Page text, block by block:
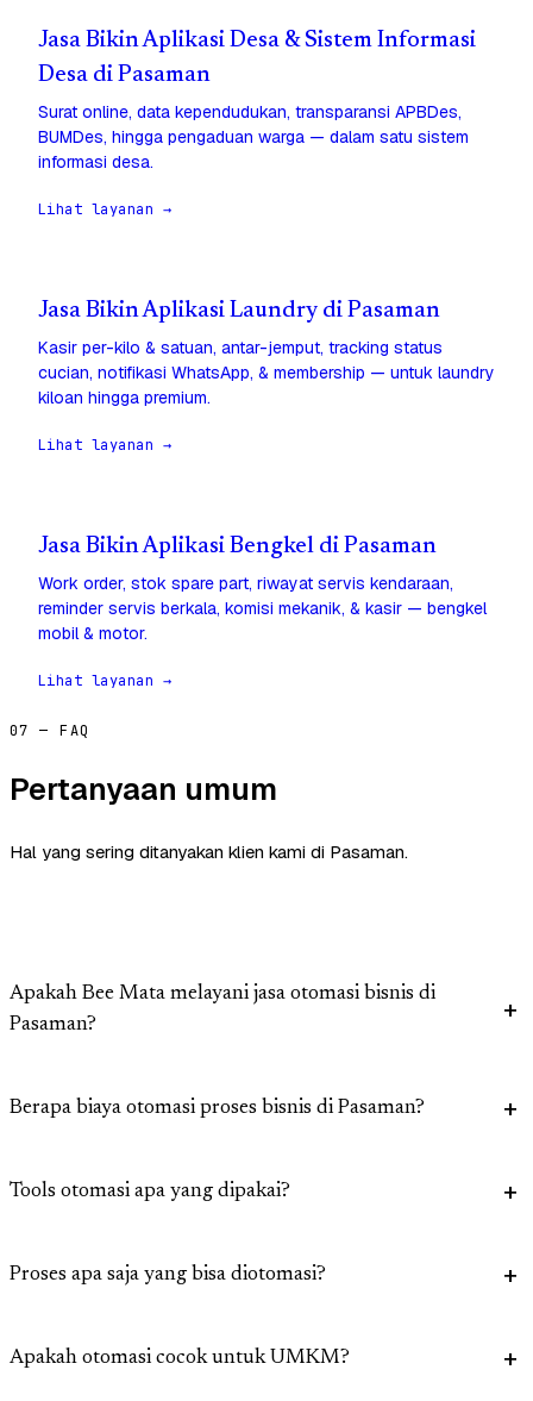
Jasa Bikin Aplikasi Desa & Sistem Informasi
Desa di Pasaman
Surat online, data kependudukan, transparansi APBDes,
BUMDes, hingga pengaduan warga — dalam satu sistem
informasi desa.
Lihat layanan →
Jasa Bikin Aplikasi Laundry di Pasaman
Kasir per-kilo & satuan, antar-jemput, tracking status
cucian, notifikasi WhatsApp, & membership — untuk laundry
kiloan hingga premium.
Lihat layanan →
Jasa Bikin Aplikasi Bengkel di Pasaman
Work order, stok spare part, riwayat servis kendaraan,
reminder servis berkala, komisi mekanik, & kasir — bengkel
mobil & motor.
Lihat layanan →
07 — FAQ
Pertanyaan umum
Hal yang sering ditanyakan klien kami di Pasaman.
Apakah Bee Mata melayani jasa otomasi bisnis di
Pasaman?
Berapa biaya otomasi proses bisnis di Pasaman?
Tools otomasi apa yang dipakai?
Proses apa saja yang bisa diotomasi?
Apakah otomasi cocok untuk UMKM?